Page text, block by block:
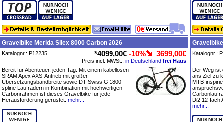
Gravelbike Merida Silex 8000 Carbon 2026
Katalognr.: P12235 *4099,00€ -10% 3699,00€
Preis incl. MWSt., in Deutschland frei Haus
Bereit für Abenteuer, jeden Tag. Mit einem kabellosen
SRAM Apex AXS-Antrieb mit großer
Übersetzungsbandbreite sowie DT Swiss G 1800
spline Laufrädern in Kombination mit hochwertigen
Carbonrahmen ist dieses Gravelbike für jede
Herausforderung gerüstet. mehr...
Katalognr.:
Der Weg ist
ans Ziel zu
MTB-
Di2 12-fach
mehr...